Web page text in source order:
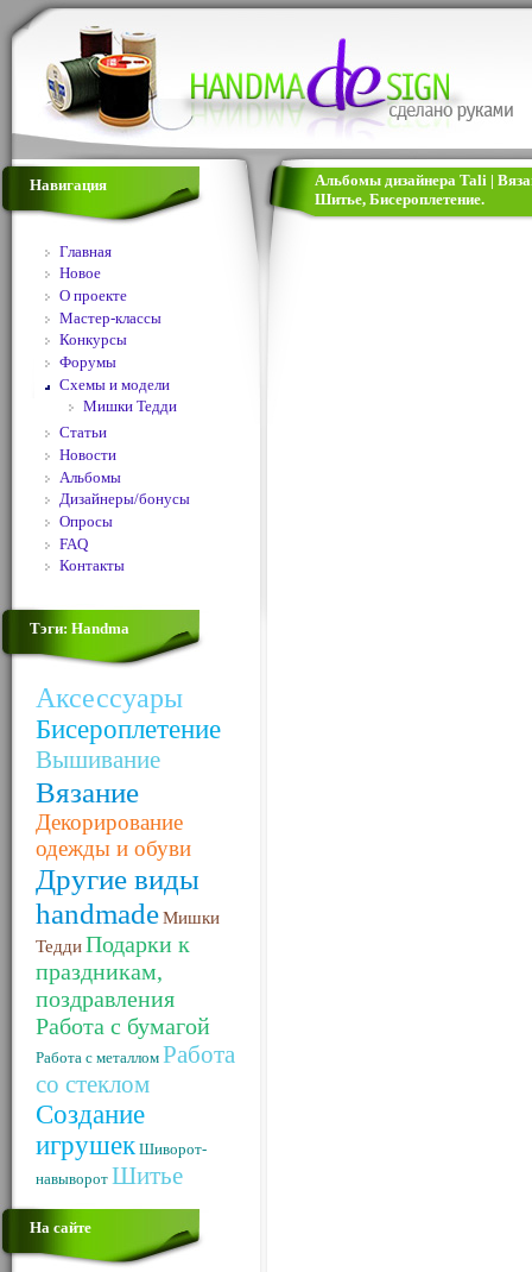
Навигация
Главная
Новое
О проекте
Мастер-классы
Конкурсы
Форумы
Схемы и модели
Мишки Тедди
Статьи
Новости
Альбомы
Дизайнеры/бонусы
Опросы
FAQ
Контакты
Тэги: Handma
Аксессуары
Бисероплетение
Вышивание
Вязание
Декорирование
одежды и обуви
Другие виды
handmadeМишки
ТеддиПодарки к
праздникам,
поздравления
Работа с бумагой
Работа с металлом Работа
со стеклом
Создание
игрушек Шиворот-
навыворот Шитье
На сайте
Альбомы дизайнера Tali |
Шитье, Бисероплетение.